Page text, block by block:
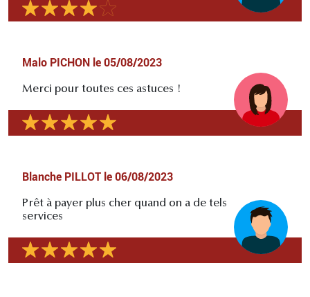
Malo PICHON le 05/08/2023
Merci pour toutes ces astuces !
Blanche PILLOT le 06/08/2023
Prêt à payer plus cher quand on a de tels
services